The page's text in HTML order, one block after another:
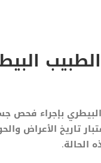
بإجراء فحص
تاريخ الأعراض
الحالة.